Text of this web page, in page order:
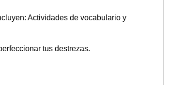
Actividades de vocabulario y
tus destrezas.